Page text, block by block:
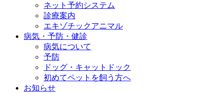
ネット予約システム
診療案内
エキゾチックアニマル
病気・予防・健診
病気について
予防
ドッグ・キャットドック
初めてペットを飼う方へ
お知らせ